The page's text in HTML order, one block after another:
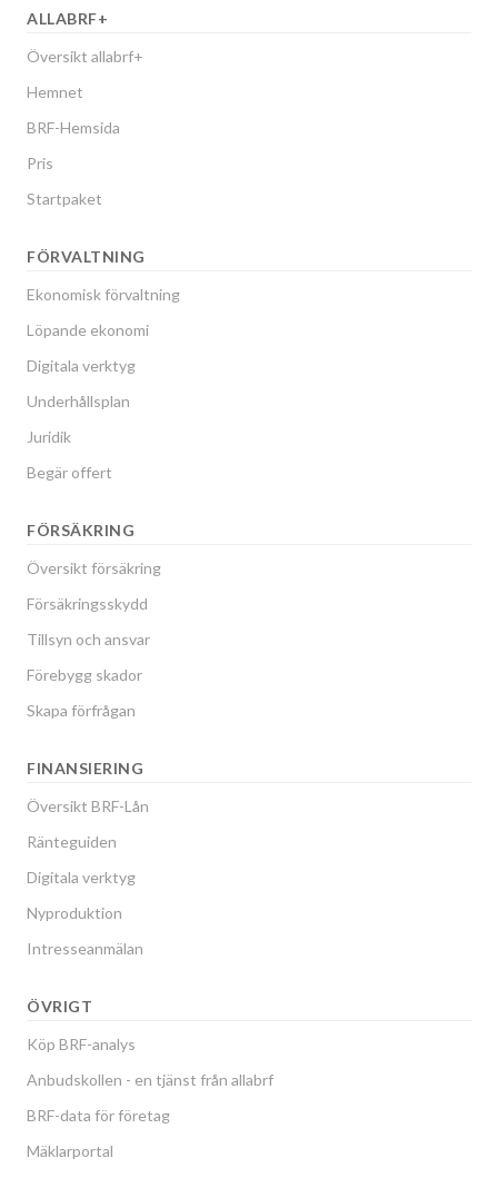
ALLABRF+
Översikt allabrf+
Hemnet
BRF-Hemsida
Pris
Startpaket
FÖRVALTNING
Ekonomisk förvaltning
Löpande ekonomi
Digitala verktyg
Underhållsplan
Juridik
Begär offert
FÖRSÄKRING
Översikt försäkring
Försäkringsskydd
Tillsyn och ansvar
Förebygg skador
Skapa förfrågan
FINANSIERING
Översikt BRF-Lån
Ränteguiden
Digitala verktyg
Nyproduktion
Intresseanmälan
ÖVRIGT
Köp BRF-analys
Anbudskollen - en tjänst från allabrf
BRF-data för företag
Mäklarportal